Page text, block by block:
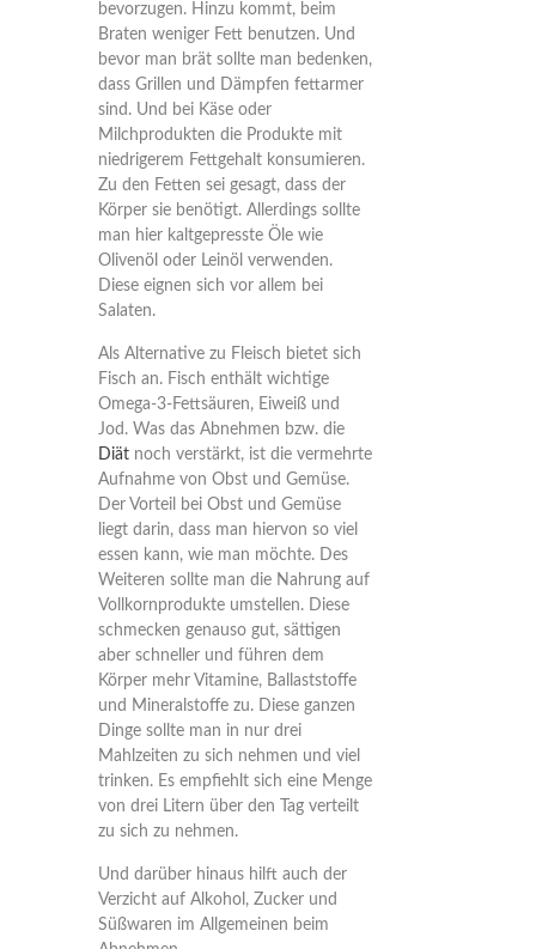
bevorzugen. Hinzu kommt, beim
Braten weniger Fett benutzen. Und
bevor man brät sollte man bedenken,
dass Grillen und Dämpfen fettarmer
sind. Und bei Käse oder
Milchprodukten die Produkte mit
niedrigerem Fettgehalt konsumieren.
Zu den Fetten sei gesagt, dass der
Körper sie benötigt. Allerdings sollte
man hier kaltgepresste Öle wie
Olivenöl oder Leinöl verwenden.
Diese eignen sich vor allem bei
Salaten.
Als Alternative zu Fleisch bietet sich
Fisch an. Fisch enthält wichtige
Omega-3-Fettsäuren, Eiweiß und
Jod. Was das Abnehmen bzw. die
Diätnoch verstärkt, ist die vermehrte
Aufnahme von Obst und Gemüse.
Der Vorteil bei Obst und Gemüse
liegt darin, dass man hiervon so viel
essen kann, wie man möchte. Des
Weiteren sollte man die Nahrung auf
Vollkornprodukte umstellen. Diese
schmecken genauso gut, sättigen
aber schneller und führen dem
Körper mehr Vitamine, Ballaststoffe
und Mineralstoffe zu. Diese ganzen
Dinge sollte man in nur drei
Mahlzeiten zu sich nehmen und viel
trinken. Es empfiehlt sich eine Menge
von drei Litern über den Tag verteilt
zu sich zu nehmen.
Und darüber hinaus hilft auch der
Verzicht auf Alkohol, Zucker und
Süßwaren im Allgemeinen beim